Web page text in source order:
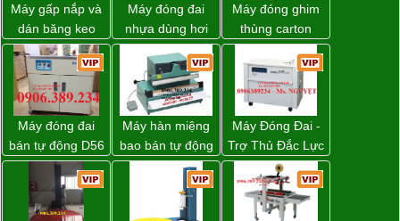
Máy gấp nắp và
dán băng keo
thùng carton tự
động WP-5050F
giá rẻ
Máy đóng đai
nhựa dùng hơi
khí nén WP-20
Máy đóng ghim
thùng carton
dùng khí nén giá
tốt
Máy đóng đai
bán tự động D56
Strapack
Máy hàn miệng
bao bán tự động
nhập khẩu
Máy Đóng Đai -
Trợ Thủ Đắc Lực
Cho Mọi Doanh
Nghiệp Trong
Khâu Đóng Gói